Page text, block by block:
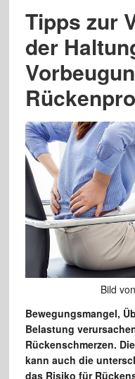
Tipps zur
der
Bild
Bewegungsmangel,
Belastung
Rückenschmerzen.
kann auch die
das Risiko für